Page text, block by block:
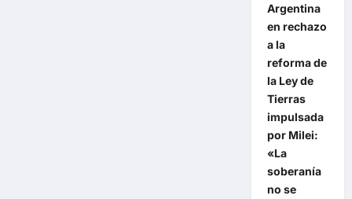
Argentina
en rechazo
a la
reforma de
la Ley de
Tierras
impulsada
por Milei:
«La
soberanía
no se